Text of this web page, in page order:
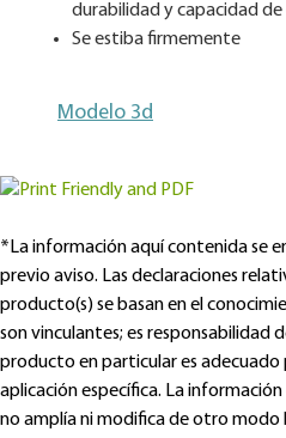
durabilidad y capacidad de
Se estiba firmemente
Modelo 3d
*La información aquí contenida se
previo aviso. Las declaraciones
producto(s) se basan en el
son vinculantes; es responsabilidad
producto en particular es adecuado
aplicación específica. La
no amplía ni modifica de otro modo